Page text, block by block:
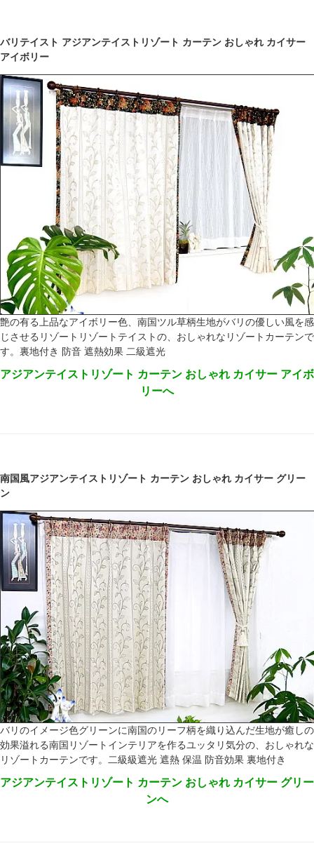
バリテイスト アジアンテイストリゾート カーテン おしゃれ カイサー
アイボリー
艶の有る上品なアイボリー色、南国ツル草柄生地がバリの優しい風を感
じさせるリゾートリゾートテイストの、おしゃれなリゾートカーテンで
す。裏地付き 防音 遮熱効果 二級遮光
アジアンテイストリゾート カーテン おしゃれ カイサー アイボ
リーへ
南国風アジアンテイストリゾート カーテン おしゃれ カイサー グリー
ン
バリのイメージ色グリーンに南国のリーフ柄を織り込んだ生地が癒しの
効果溢れる南国リゾートインテリアを作るユッタリ気分の、おしゃれな
リゾートカーテンです。二級級遮光 遮熱 保温 防音効果 裏地付き
アジアンテイストリゾート カーテン おしゃれ カイサー グリー
ンへ